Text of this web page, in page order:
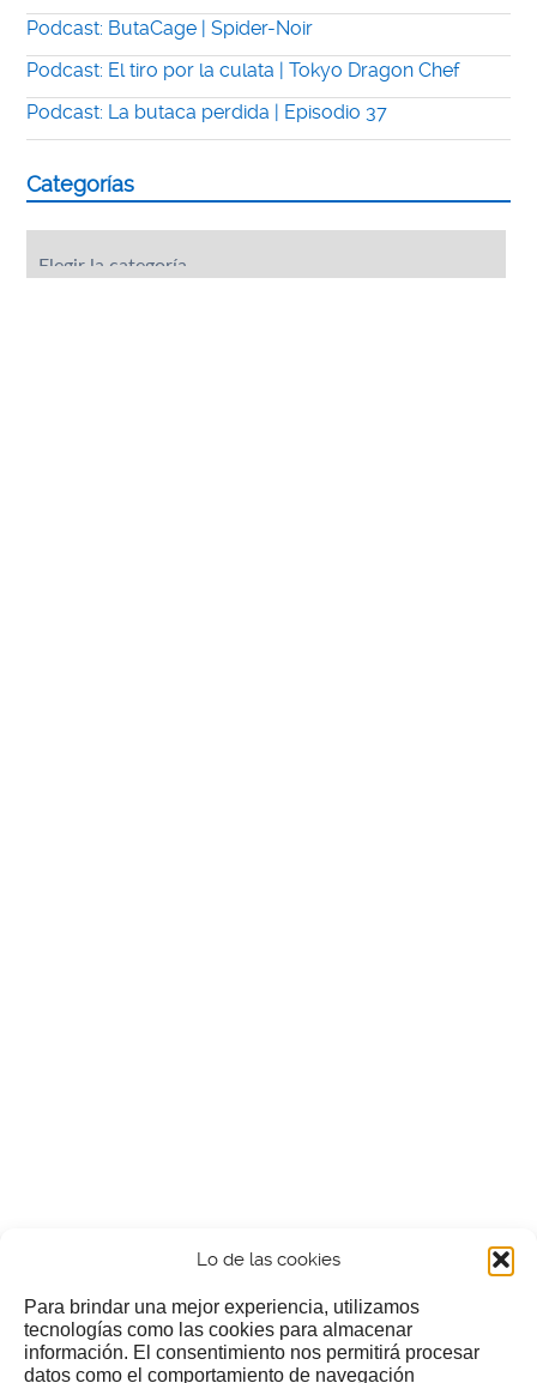
Lo de las cookies
Para brindar una mejor experiencia, utilizamos
tecnologías como las cookies para almacenar
información. El consentimiento nos permitirá procesar
datos como el comportamiento de navegación
Podcast: ButaCage | Spider-Noir
Podcast: El tiro por la culata | Tokyo Dragon Chef
Podcast: La butaca perdida | Episodio 37
Categorías
¿Nos invitas a un cafecillo?